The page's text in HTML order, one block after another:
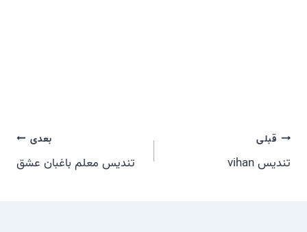
راهبری
نوشته
قبلی
تندیس vihan
بعدی
تندیس معلم باغبان عشق